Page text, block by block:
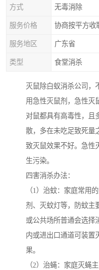
方式 无毒消除
服务价格 协商按平方收
服务地区 广东省
类型 食堂消杀
灭鼠除白蚁消杀公司，
用急性灭鼠剂，急性灭
对鼠都具有高毒性，且
散，多在未吃足致死量
致灭鼠效果不好。急性
生污染。
四害消杀办法：
（1）治蚊：家庭常用
剂、灭蚊灯等，防蚊主
或公共场所普通会选择
内或进出口通道可装置
果。
（2）治蝇：家庭灭蝇